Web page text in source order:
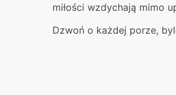
miłości wzdychają mimo
Dzwoń o każdej porze,